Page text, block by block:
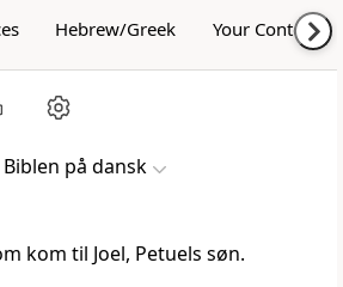
Hebrew/Greek Your Content
på dansk
kom til Joel, Petuels søn.